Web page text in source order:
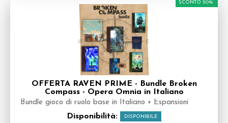
OFFERTA RAVEN PRIME - Bundle Broken
Compass - Opera Omnia in Italiano
Bundle gioco di ruolo base in Italiano + Espansioni
Disponibilità: DISPONIBILE
SCONTO 50%